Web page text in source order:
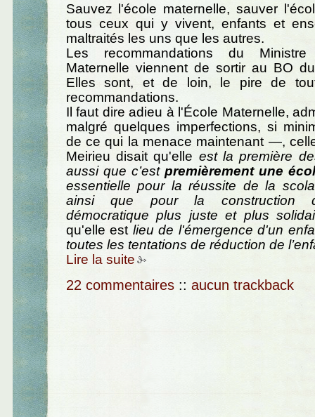
Sauvez l'école maternelle, sauver
tous ceux qui y vivent, enfants et
maltraités les uns que les autres.
Les recommandations du
Maternelle viennent de sortir au BO
Elles sont, et de loin, le pire de
recommandations.
Il faut dire adieu à l'École Maternelle,
malgré quelques imperfections, si
de ce qui la menace maintenant —,
Meirieu disait qu'elle est la première
aussi que c’est premièrement une
essentielle pour la réussite de la
ainsi que pour la construction
démocratique plus juste et plus
qu'elle est lieu de l'émergence d'un
toutes les tentations de réduction de
Lire la suite
22 commentaires :: aucun trackback